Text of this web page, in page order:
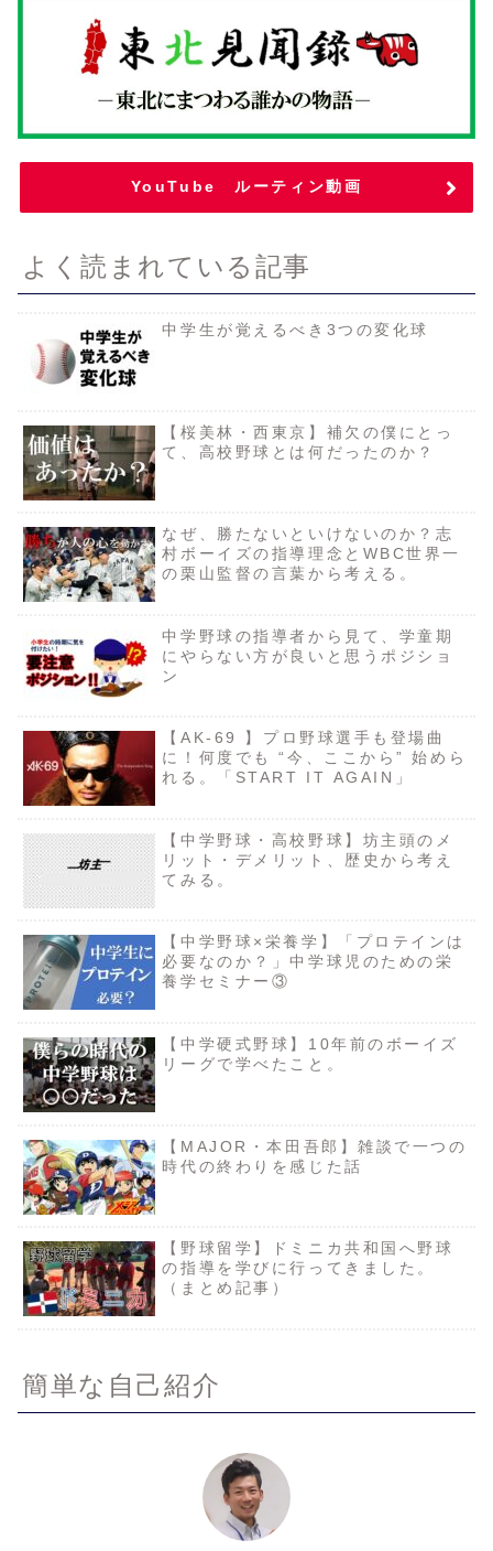
YouTube ルーティン動画
よく読まれている記事
中学生が覚えるべき3つの変化球
【桜美林・西東京】補欠の僕にとっ
て、高校野球とは何だったのか？
なぜ、勝たないといけないのか？志
村ボーイズの指導理念とWBC世界一
の栗山監督の言葉から考える。
中学野球の指導者から見て、学童期
にやらない方が良いと思うポジショ
ン
【AK-69 】プロ野球選手も登場曲
に！何度でも “今、ここから” 始めら
れる。「START IT AGAIN」
【中学野球・高校野球】坊主頭のメ
リット・デメリット、歴史から考え
てみる。
【中学野球×栄養学】「プロテインは
必要なのか？」中学球児のための栄
養学セミナー③
【中学硬式野球】10年前のボーイズ
リーグで学べたこと。
【MAJOR・本田吾郎】雑談で一つの
時代の終わりを感じた話
【野球留学】ドミニカ共和国へ野球
の指導を学びに行ってきました。
（まとめ記事）
簡単な自己紹介